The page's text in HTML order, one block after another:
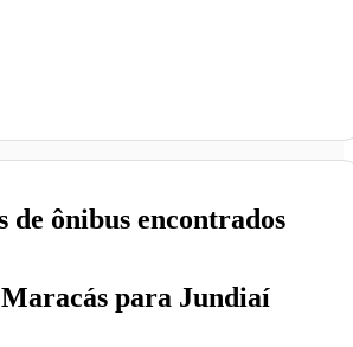
Maracás para Jundiaí
de ônibus encontrados